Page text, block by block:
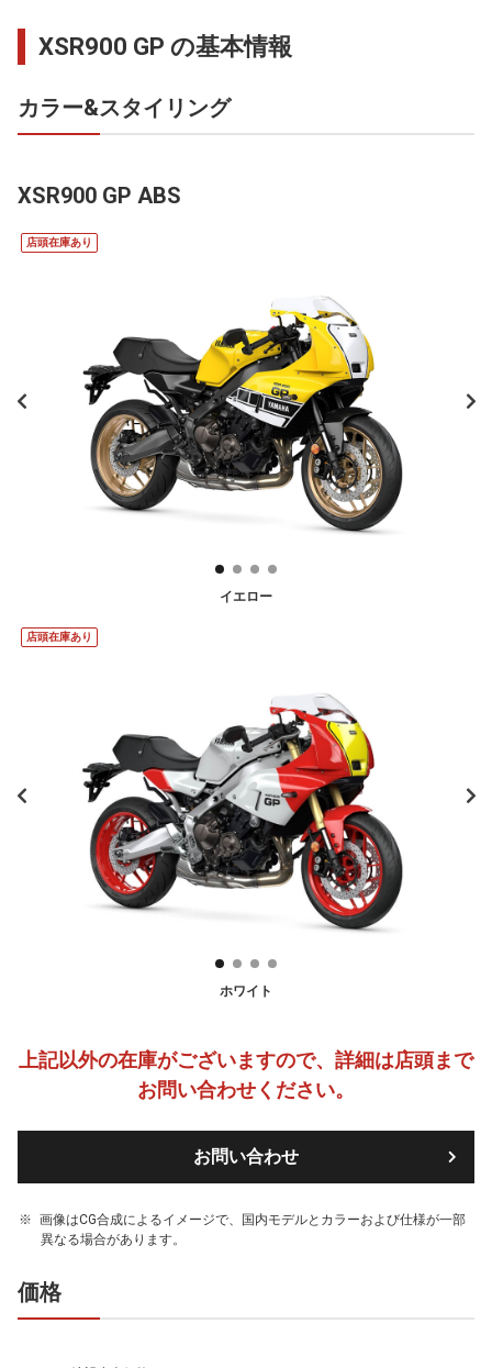
XSR900 GP の基本情報
カラー&スタイリング
XSR900 GP ABS
店頭在庫あり
イエロー
店頭在庫あり
ホワイト
上記以外の在庫がございますので、詳細は店頭まで
お問い合わせください。
お問い合わせ
画像はCG合成によるイメージで、国内モデルとカラーおよび仕様が一部
異なる場合があります。
価格